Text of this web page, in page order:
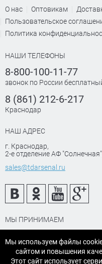
О нас Оптовикам
Пользовательское
Политика
НАШИ ТЕЛЕФОНЫ
8-800-100-11-77
звонок по России
8 (861) 212-6-217
Краснодар
НАШ АДРЕС
г. Краснодар,
2-е отделение АФ
sales@tdarsenal.ru
МЫ ПРИНИМАЕМ
Мы используем файлы
сайтом и повышения
Этот сайт использует